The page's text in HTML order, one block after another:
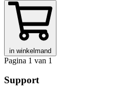
in winkelmand
Pagina 1 van 1
Support